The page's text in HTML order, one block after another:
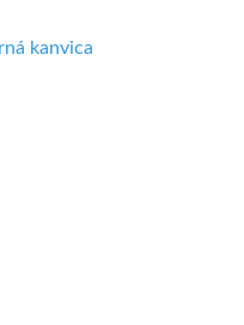
kanvica